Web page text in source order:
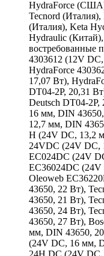
HydraForce
Tecnord
(Италия), Keta
Hydraulic
востребованные
4303612 (12V
HydraForce
17,07 Вт),
DT04-2P, 20,31
Deutsch DT04-
16 мм, DIN
12,7 мм, DIN
H (24V DC, 13,2
24VDC (24V DC,
EC024DC (24V
EC36024DC
Oleoweb
43650, 22 Вт),
43650, 21 Вт),
43650, 24 Вт),
43650, 27 Вт),
мм, DIN 43650,
(24V DC, 16 мм,
24H DC (24V